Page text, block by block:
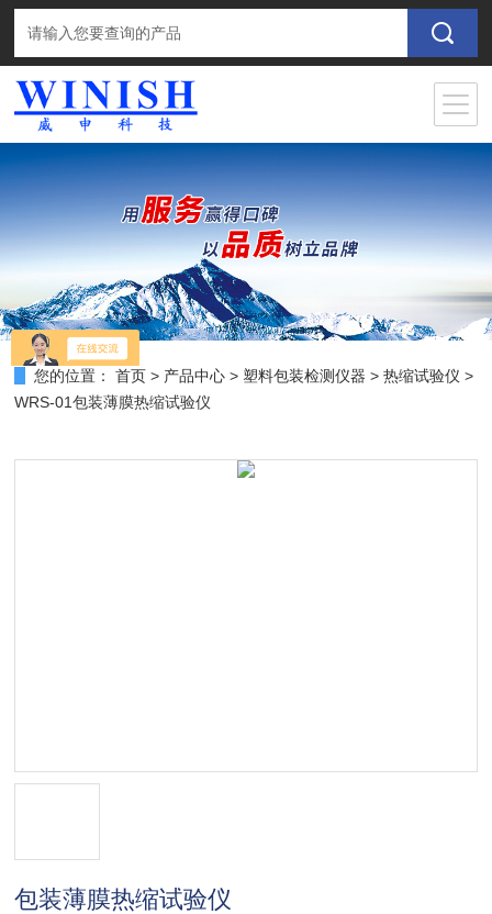
您的位置： 首页 > 产品中心 > 塑料包装检测仪器 >热缩试验仪 >
WRS-01包装薄膜热缩试验仪
包装薄膜热缩试验仪